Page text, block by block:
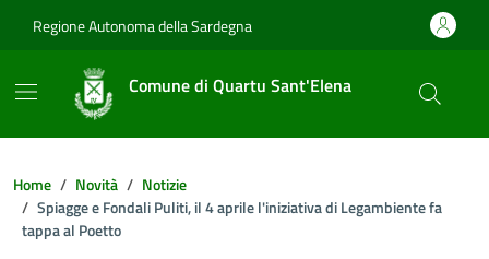
Regione Autonoma della Sardegna
Comune di Quartu Sant'Elena
Home Novità
Notizie
Spiagge e Fondali Puliti, il 4 aprile l'iniziativa di Legambiente fa
tappa al Poetto